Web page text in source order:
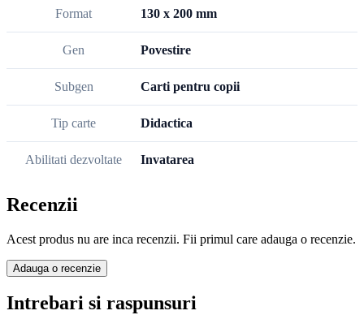
Format 130 x 200 mm
Gen Povestire
Subgen Carti pentru copii
Tip carte Didactica
Abilitati dezvoltate Invatarea
Recenzii
Acest produs nu are inca recenzii. Fii primul care adauga o recenzie.
Adauga o recenzie
Intrebari si raspunsuri